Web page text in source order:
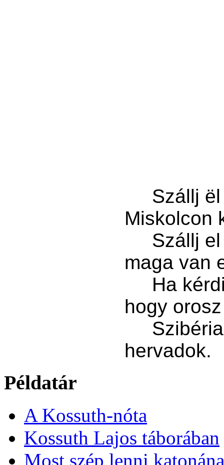
Szállj ë
Miskolcon
Szállj el
maga van
Ha
hogy
Szibéria
hervadok.
Példatár
A Kossuth-nóta
Kossuth Lajos táborában
Most szép lenni